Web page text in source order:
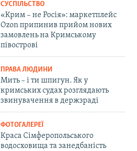
СУСПІЛЬСТВО
«Крим – не Росія»: маркетплейс
Ozon припинив прийом нових
замовлень на Кримському
півострові
ПРАВА ЛЮДИНИ
Мить – і ти шпигун. Як у
кримських судах розглядають
звинувачення в держзраді
ФОТОГАЛЕРЕЇ
Краса Сімферопольського
водосховища та занедбаність